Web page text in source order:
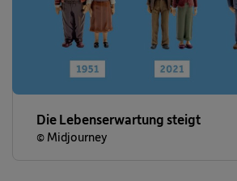
Die Lebenserwartung steigt
© Midjourney